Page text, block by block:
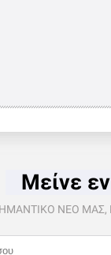
Μείνε
ΝΕΟ ΜΑΣ,